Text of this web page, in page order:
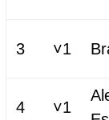
3 ˅1
4 ˅1